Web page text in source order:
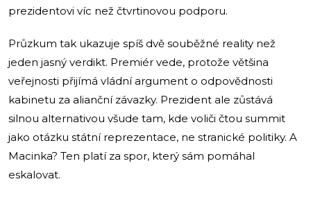
prezidentovi víc než čtvrtinovou podporu.
Průzkum tak ukazuje spíš dvě souběžné reality než
jeden jasný verdikt. Premiér vede, protože většina
veřejnosti přijímá vládní argument o odpovědnosti
kabinetu za alianční závazky. Prezident ale zůstává
silnou alternativou všude tam, kde voliči čtou summit
jako otázku státní reprezentace, ne stranické politiky. A
Macinka? Ten platí za spor, který sám pomáhal
eskalovat.